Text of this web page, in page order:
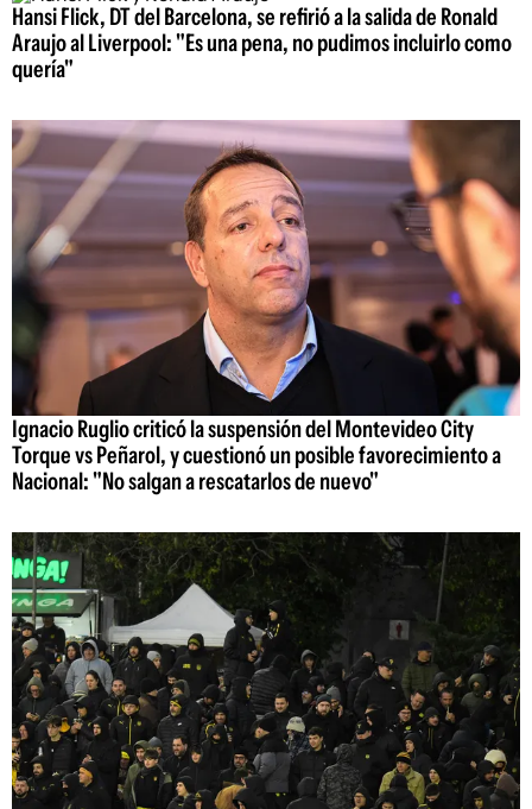
Hansi Flick, DT del Barcelona, se refirió a la salida de Ronald
Araujo al Liverpool: "Es una pena, no pudimos incluirlo como
quería"
Ignacio Ruglio criticó la suspensión del Montevideo City
Torque vs Peñarol, y cuestionó un posible favorecimiento a
Nacional: "No salgan a rescatarlos de nuevo"